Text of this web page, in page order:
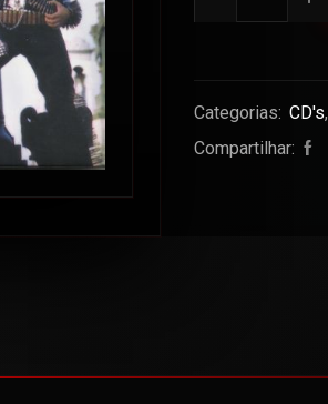
Categorias: CD's,
Compartilhar: